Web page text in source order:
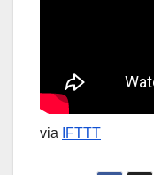
via IFTTT